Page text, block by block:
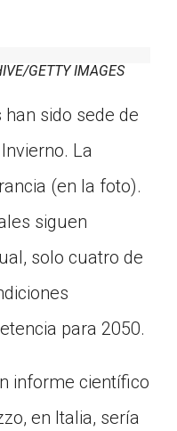
GETTY IMAGES
han sido sede de
La
(en la foto).
siguen
solo cuatro de
para 2050.
informe científico
en Italia, sería